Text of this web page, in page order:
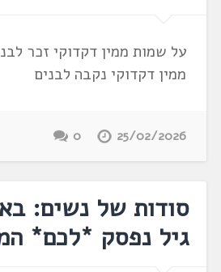
על שמות ממין דקדוקי זכר
ממין דקדוקי נקבה לבנים
25/02/2026
0
סודות של נשים:
גיל נפסק *לכם*